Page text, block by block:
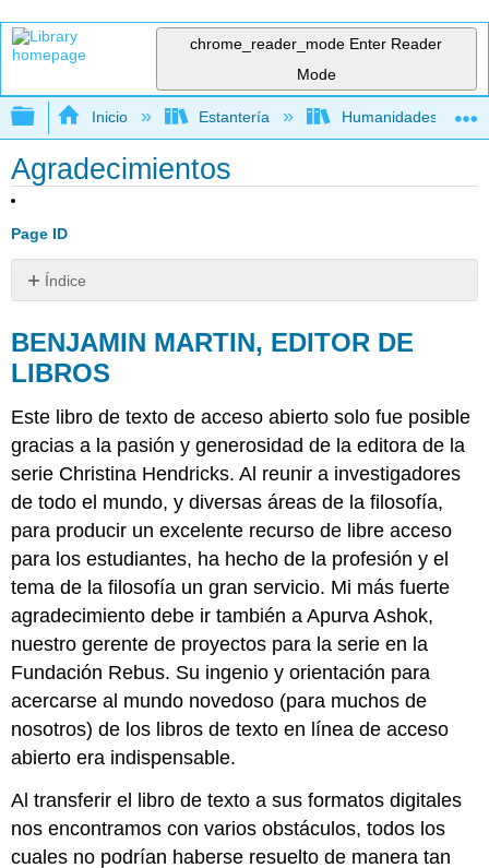
chrome_reader_mode Enter Reader
Mode
Expandir/contraer jerarquía global
Inicio Estantería Humanidades
Agradecimientos
Page ID
Índice
MARTIN,
EDITOR
DE
CHRISTINA
HENDRICKS,
EDITORA
SERIES
BENJAMIN MARTIN, EDITOR DE
LIBROS
Este libro de texto de acceso abierto solo fue posible
gracias a la pasión y generosidad de la editora de la
serie Christina Hendricks. Al reunir a investigadores
de todo el mundo, y diversas áreas de la filosofía,
para producir un excelente recurso de libre acceso
para los estudiantes, ha hecho de la profesión y el
tema de la filosofía un gran servicio. Mi más fuerte
agradecimiento debe ir también a Apurva Ashok,
nuestro gerente de proyectos para la serie en la
Fundación Rebus. Su ingenio y orientación para
acercarse al mundo novedoso (para muchos de
nosotros) de los libros de texto en línea de acceso
abierto era indispensable.
Al transferir el libro de texto a sus formatos digitales
nos encontramos con varios obstáculos, todos los
cuales no podrían haberse resuelto de manera tan